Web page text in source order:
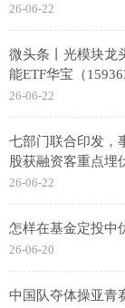
26-06-22
微头条丨光模块龙
能ETF华宝（
26-06-22
七部门联合印发，
股获融资客重点埋
26-06-22
怎样在基金定投中
26-06-20
中国队夺体操亚青